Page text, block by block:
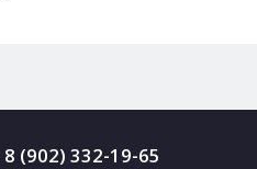
8 (902) 332-19-65